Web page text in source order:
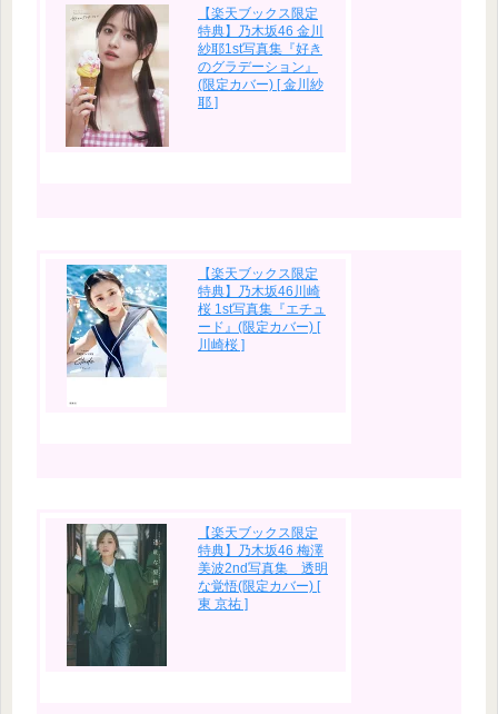
【楽天ブックス限定
特典】乃木坂46 金川
紗耶1st写真集『好き
のグラデーション』
(限定カバー) [ 金川紗
耶 ]
【楽天ブックス限定
特典】乃木坂46川崎
桜 1st写真集『エチュ
ード』(限定カバー) [
川崎桜 ]
【楽天ブックス限定
特典】乃木坂46 梅澤
美波2nd写真集 透明
な覚悟(限定カバー) [
東 京祐 ]